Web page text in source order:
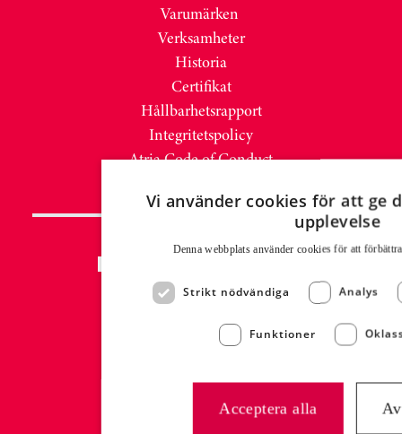
Varumärken
Verksamheter
Historia
Certifikat
Hållbarhetsrapport
Integritetspolicy
Atria Code of Conduct
PRESS & NYHETER
Nyhetsrum
Mediabank MyNewsDesk
Presskontakt:
Communications Manager
malin.westling@atria.com
Vi använder cookies för att ge
upplevelse
Denna webbplats använder cookies för att
Strikt nödvändiga Analys
Funktioner
Acceptera alla